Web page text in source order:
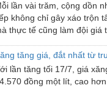
lần vài trăm, cộng dồn
không chỉ gây xáo trộn
thực tế cũng làm đội giá
tăng giá, đắt nhất từ
lần tăng tối 17/7, giá
đồng một lít, cao